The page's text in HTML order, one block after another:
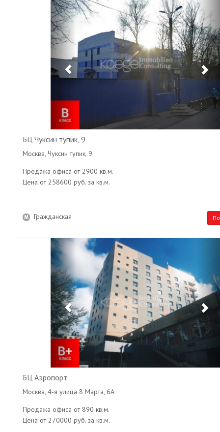
Previous
БЦ Чуксин тупик, 9
Москва, Чуксин тупик, 9
Продажа офиса от 2900 кв.м.
Цена от 258600 руб. за кв.м.
Гражданская
Previous
БЦ Аэропорт
Москва, 4-я улица 8 Марта, 6А
Продажа офиса от 890 кв.м.
Цена от 270000 руб. за кв.м.